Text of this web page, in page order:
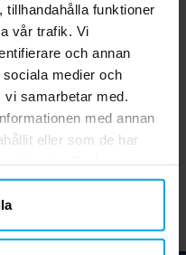
tillhandahålla funktioner
vår trafik. Vi
och annan
medier och
samarbetar med.
med annan
eller som de har
Paw Patrol Skye -
Kalaspaket 8-16
personer
Pris:199,00 kr
199,00 kr
GÅ TILL